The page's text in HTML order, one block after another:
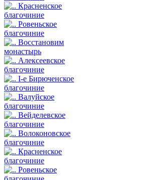
Красненское
благочиние
Ровеньское
благочиние
Восстановим
монастырь
Алексеевское
благочиние
I-е Бирюченское
благочиние
Валуйское
благочиние
Вейделевское
благочиние
Волоконовское
благочиние
Красненское
благочиние
Ровеньское